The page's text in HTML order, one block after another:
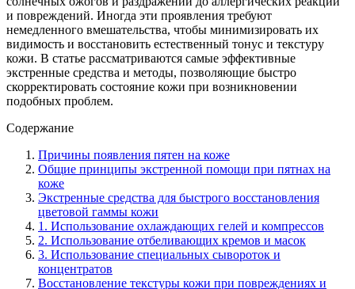
и повреждений. Иногда эти проявления требуют
немедленного вмешательства, чтобы минимизировать их
видимость и восстановить естественный тонус и текстуру
кожи. В статье рассматриваются самые эффективные
экстренные средства и методы, позволяющие быстро
скорректировать состояние кожи при возникновении
подобных проблем.
Содержание
Причины появления пятен на коже
Общие принципы экстренной помощи при пятнах на
коже
Экстренные средства для быстрого восстановления
цветовой гаммы кожи
1. Использование охлаждающих гелей и компрессов
2. Использование отбеливающих кремов и масок
3. Использование специальных сывороток и
концентратов
Восстановление текстуры кожи при повреждениях и